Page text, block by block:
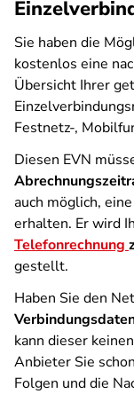
Sie haben die
kostenlos eine
Übersicht Ihrer
Festnetz-,
Diesen EVN
auch möglich,
erhalten. Er wird
Telefonrechnung
gestellt.
Haben Sie den
kann dieser
Anbieter Sie
Folgen und die